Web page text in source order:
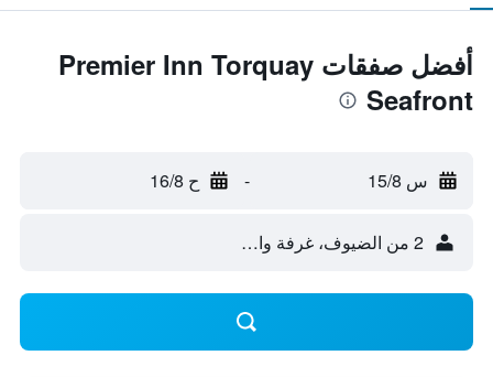
أفضل صفقات Premier Inn Torquay
Seafront
س 15/8 - ح 16/8
2 من الضيوف، غرفة واحدة